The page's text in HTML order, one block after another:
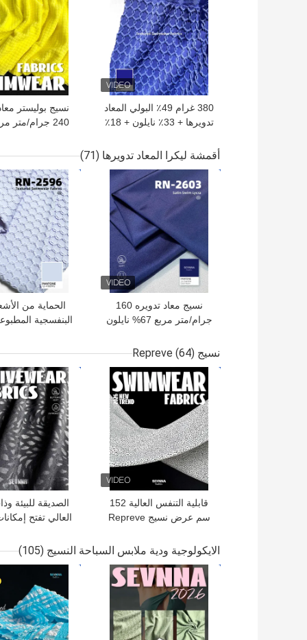
380 غرام 49٪ البولي المعاد
تدويرها + 33٪ نايلون + 18٪
المعاد تدويره للخياطة
الدائرية
نسيج بوليستر
أقمشة ليكرا المعاد تدويرها (71)
نسيج معاد تدويره 160
جرام/متر مربع 67% نايلون
افضل سعر
الحماية من
البنفسجية
افضل سعر
نسيج Repreve (64)
قابلية التنفس العالية 152
سم عرض نسيج Repreve
افضل سعر
الصديقة للبيئة
العالي تفتح
افضل سعر
الايكولوجية ودية ملابس السباحة النسيج (105)
افضل سعر افضل سعر